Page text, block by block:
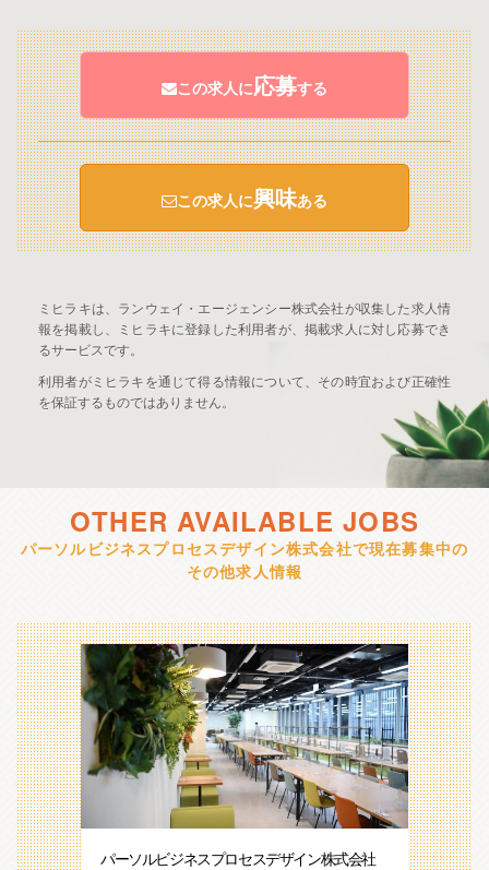
この求人に応募する
この求人に興味ある
ミヒラキは、ランウェイ・エージェンシー株式会社が収集した求人情
報を掲載し、ミヒラキに登録した利用者が、掲載求人に対し応募でき
るサービスです。
利用者がミヒラキを通じて得る情報について、その時宜および正確性
を保証するものではありません。
OTHER AVAILABLE JOBS
パーソルビジネスプロセスデザイン株式会社で現在募集中の
その他求人情報
パーソルビジネスプロセスデザイン株式会社